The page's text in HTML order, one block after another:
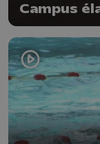
Campus